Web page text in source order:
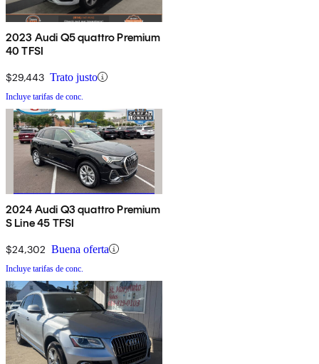
2023 Audi Q5 quattro Premium
40 TFSI
$29,443 Trato justo
Incluye tarifas de conc.
2024 Audi Q3 quattro Premium
S Line 45 TFSI
$24,302 Buena oferta
Incluye tarifas de conc.